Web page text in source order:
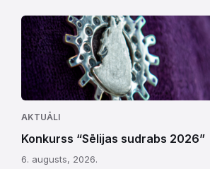
AKTUĀLI
Konkurss “Sēlijas sudrabs 2026”
6. augusts, 2026.